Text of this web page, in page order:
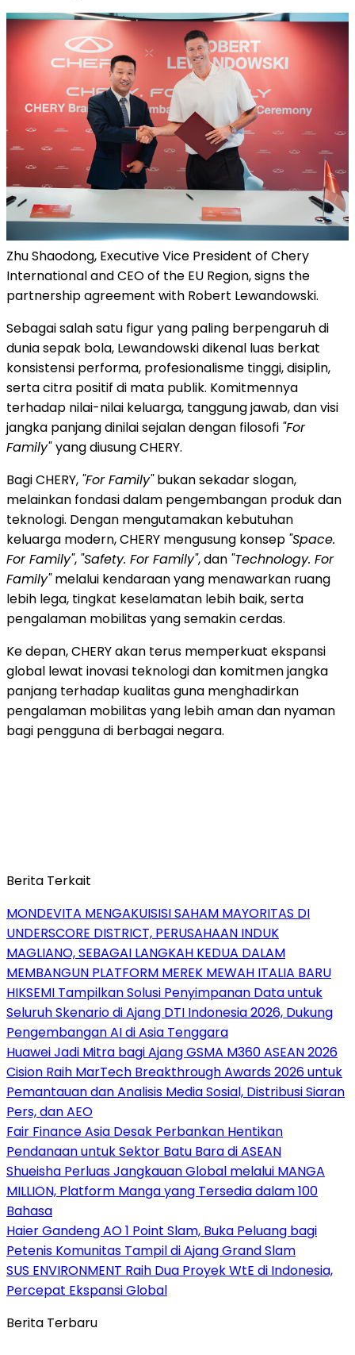
Zhu Shaodong, Executive Vice President of Chery
International and CEO of the EU Region, signs the
partnership agreement with Robert Lewandowski.
Sebagai salah satu figur yang paling berpengaruh di
dunia sepak bola, Lewandowski dikenal luas berkat
konsistensi performa, profesionalisme tinggi, disiplin,
serta citra positif di mata publik. Komitmennya
terhadap nilai-nilai keluarga, tanggung jawab, dan visi
jangka panjang dinilai sejalan dengan filosofi "For
Family"yang diusung CHERY.
Bagi CHERY, "For Family"bukan sekadar slogan,
melainkan fondasi dalam pengembangan produk dan
teknologi. Dengan mengutamakan kebutuhan
keluarga modern, CHERY mengusung konsep "Space.
For Family", "Safety. For Family", dan "Technology. For
Family"melalui kendaraan yang menawarkan ruang
lebih lega, tingkat keselamatan lebih baik, serta
pengalaman mobilitas yang semakin cerdas.
Ke depan, CHERY akan terus memperkuat ekspansi
global lewat inovasi teknologi dan komitmen jangka
panjang terhadap kualitas guna menghadirkan
pengalaman mobilitas yang lebih aman dan nyaman
bagi pengguna di berbagai negara.
Berita Terkait
MONDEVITA MENGAKUISISI SAHAM MAYORITAS DI
UNDERSCORE DISTRICT, PERUSAHAAN INDUK
MAGLIANO, SEBAGAI LANGKAH KEDUA DALAM
MEMBANGUN PLATFORM MEREK MEWAH ITALIA BARU
HIKSEMI Tampilkan Solusi Penyimpanan Data untuk
Seluruh Skenario di Ajang DTI Indonesia 2026, Dukung
Pengembangan AI di Asia Tenggara
Huawei Jadi Mitra bagi Ajang GSMA M360 ASEAN 2026
Cision Raih MarTech Breakthrough Awards 2026 untuk
Pemantauan dan Analisis Media Sosial, Distribusi Siaran
Pers, dan AEO
Fair Finance Asia Desak Perbankan Hentikan
Pendanaan untuk Sektor Batu Bara di ASEAN
Shueisha Perluas Jangkauan Global melalui MANGA
MILLION, Platform Manga yang Tersedia dalam 100
Bahasa
Haier Gandeng AO 1 Point Slam, Buka Peluang bagi
Petenis Komunitas Tampil di Ajang Grand Slam
SUS ENVIRONMENT Raih Dua Proyek WtE di Indonesia,
Percepat Ekspansi Global
Berita Terbaru